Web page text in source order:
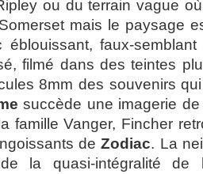
ou du terrain vague
mais le paysage
faux-
filmé dans des teintes
8mm des souvenirs
succède une imagerie
famille Vanger, Fincher
deZodiac. La
la quasi-intégralité